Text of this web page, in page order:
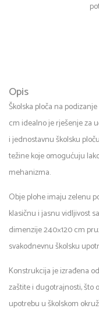
Opis
Školska ploča na
cm idealno je rješenje za
i jednostavnu školsku
težine koje omogućuju
mehanizma.
Obje plohe imaju zelenu
klasičnu i jasnu vidljivost
dimenzije 240×120 cm
svakodnevnu školsku
Konstrukcija je izrađena
zaštite i dugotrajnosti, što
upotrebu u školskom